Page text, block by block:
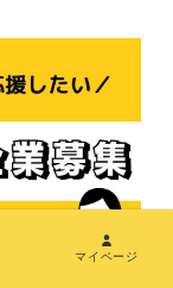
マイページ